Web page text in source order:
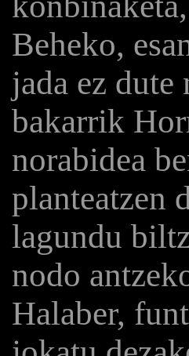
Beheko,
jada ez dute
bakarrik
norabidea
planteatzen
lagundu
nodo
Halaber,